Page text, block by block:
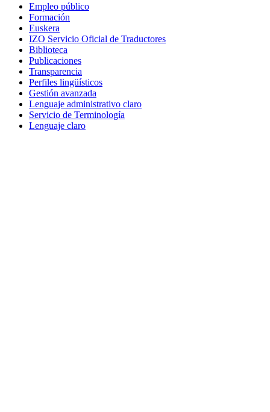
Empleo público
Formación
Euskera
IZO Servicio Oficial de Traductores
Biblioteca
Publicaciones
Transparencia
Perfiles lingüísticos
Gestión avanzada
Lenguaje administrativo claro
Servicio de Terminología
Lenguaje claro